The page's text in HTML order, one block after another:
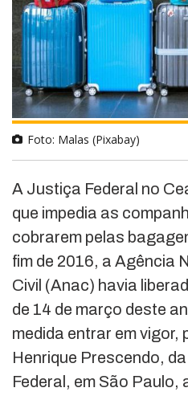
Foto: Malas (Pixabay)
A Justiça Federal no
que impedia as
cobrarem pelas
fim de 2016, a Agência
Civil (Anac) havia
de 14 de março deste
medida entrar em vigor,
Henrique Prescendo, da
Federal, em São Paulo,